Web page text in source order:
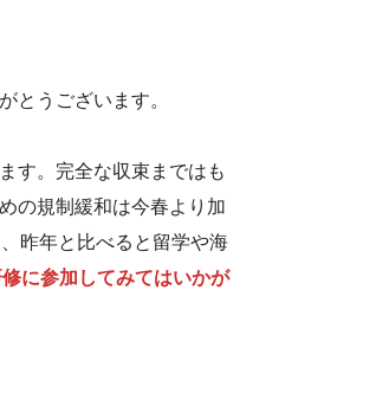
とうございます。
す。完全な収束まではも
の規制緩和は今春より加
昨年と比べると留学や海
に参加してみてはいかが